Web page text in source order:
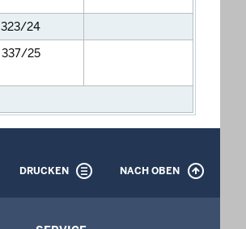
323/24
337/25
DRUCKEN NACH OBEN